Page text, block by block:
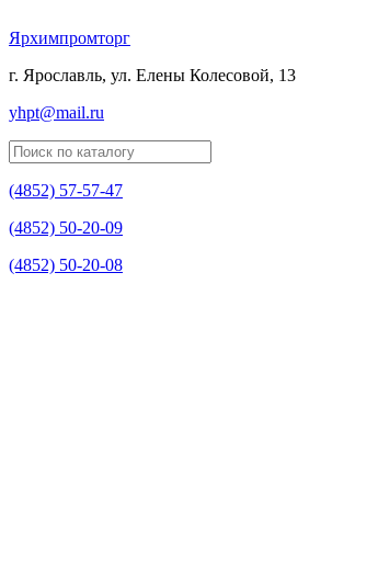
Ярхимпромторг
г. Ярославль, ул. Елены Колесовой, 13
yhpt@mail.ru
(4852) 57-57-47
(4852) 50-20-09
(4852) 50-20-08